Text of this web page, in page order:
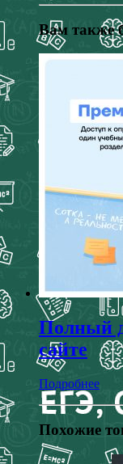
Вам также
Полный
сайте
Подробнее
Похожие